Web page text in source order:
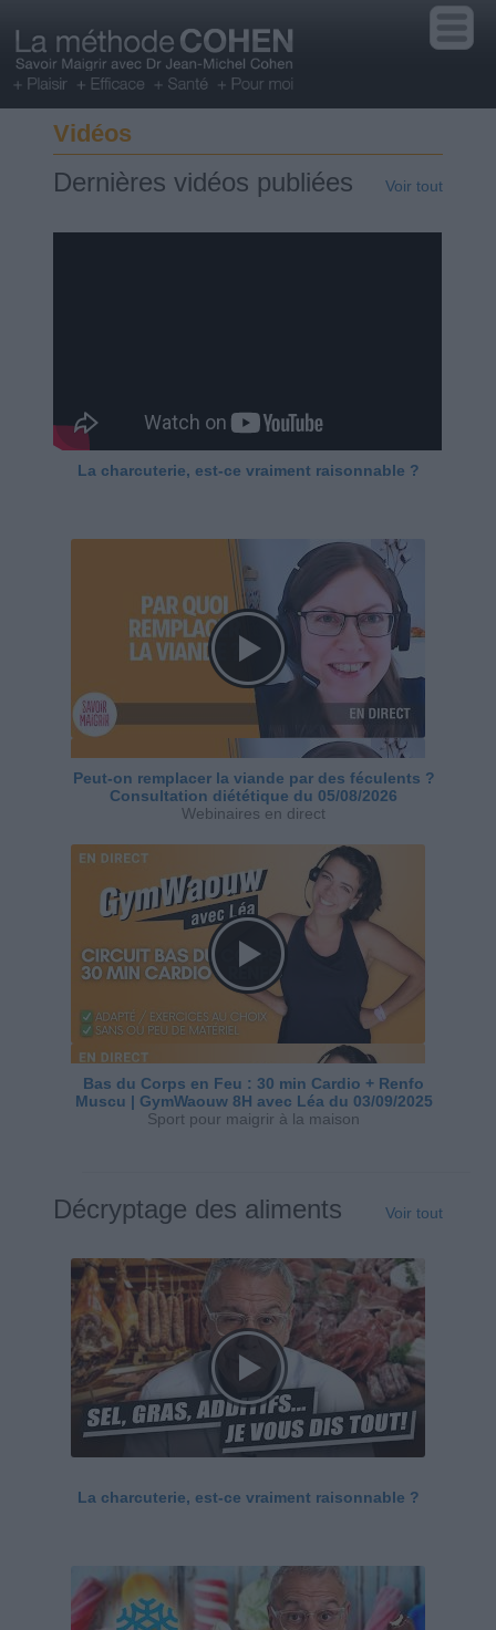
Vidéos
Dernières vidéos publiées Voir tout
La charcuterie, est-ce vraiment raisonnable ?
Peut-on remplacer la viande par des féculents ?
Consultation diététique du 05/08/2026
Webinaires en direct
Bas du Corps en Feu : 30 min Cardio + Renfo
Muscu | GymWaouw 8H avec Léa du 03/09/2025
Sport pour maigrir à la maison
Décryptage des aliments Voir tout
La charcuterie, est-ce vraiment raisonnable ?